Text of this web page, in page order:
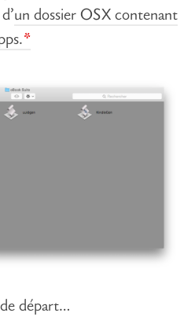
un dossier OSX contenant
départ…